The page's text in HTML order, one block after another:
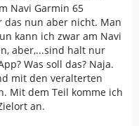
Navi Garmin 65
das nun aber nicht. Man
kann ich zwar am Navi
aber,...sind halt nur
Was soll das? Naja.
mit den veralterten
Mit dem Teil komme ich
an.